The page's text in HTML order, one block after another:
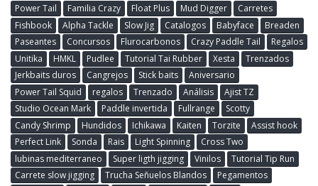
Power Tail
Familia Crazy Float Plus Mud Digger
Carretes
Fishbook
Alpha Tackle Slow Jig Catalogos Babyface
Breaden
Paseantes
Concursos Flurocarbonos Crazy Paddle Tail
Regalos
Unitika
HMKL Pudlee Tutorial Tai Rubber Xesta
Trenzados
Jerkbaits duros
Cangrejos Stick baits
Aniversario
Power Tail Squid
regalos Trenzado Análisis
Ajist TZ
Studio Ocean Mark
Paddle invertida Fullrange
Scotty
Candy Shrimp
Hundidos Ichikawa Kaiten Torzite
Assist hook
Perfect Link
Sonda Rais Light Spinning
Cross Two
lubinas mediterraneo
Super ligth jigging Vinilos
Tutorial Tip Run
Carrete slow jigging
Trucha Señuelos Blandos
Pegamentos